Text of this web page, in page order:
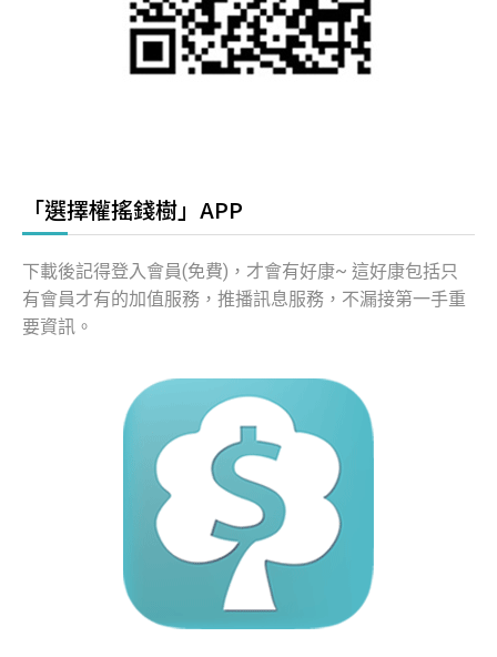
「選擇權搖錢樹」APP
下載後記得登入會員(免費)，才會有好康~ 這好康包括只
有會員才有的加值服務，推播訊息服務，不漏接第一手重
要資訊。